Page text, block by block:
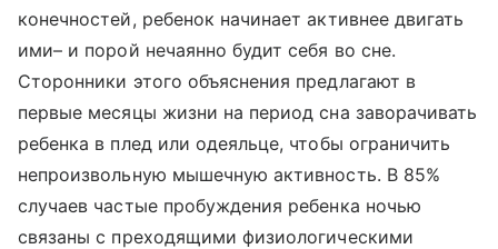
конечностей, ребенок начинает активнее двигать
ими– и порой нечаянно будит себя во сне.
Сторонники этого объяснения предлагают в
первые месяцы жизни на период сна заворачивать
ребенка в плед или одеяльце, чтобы ограничить
непроизвольную мышечную активность. В 85%
случаев частые пробуждения ребенка ночью
связаны с преходящими физиологическими